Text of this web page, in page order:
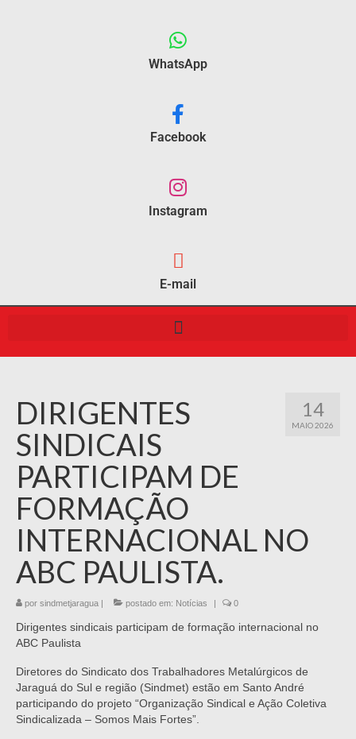
WhatsApp
Facebook
Instagram
E-mail
14
MAIO 2026
DIRIGENTES
SINDICAIS
PARTICIPAM DE
FORMAÇÃO
INTERNACIONAL NO
ABC PAULISTA.
por sindmetjaragua postado em: Notícias 0
Dirigentes sindicais participam de formação internacional no
ABC Paulista
Diretores do Sindicato dos Trabalhadores Metalúrgicos de
Jaraguá do Sul e região (Sindmet) estão em Santo André
participando do projeto “Organização Sindical e Ação Coletiva
Sindicalizada – Somos Mais Fortes”.